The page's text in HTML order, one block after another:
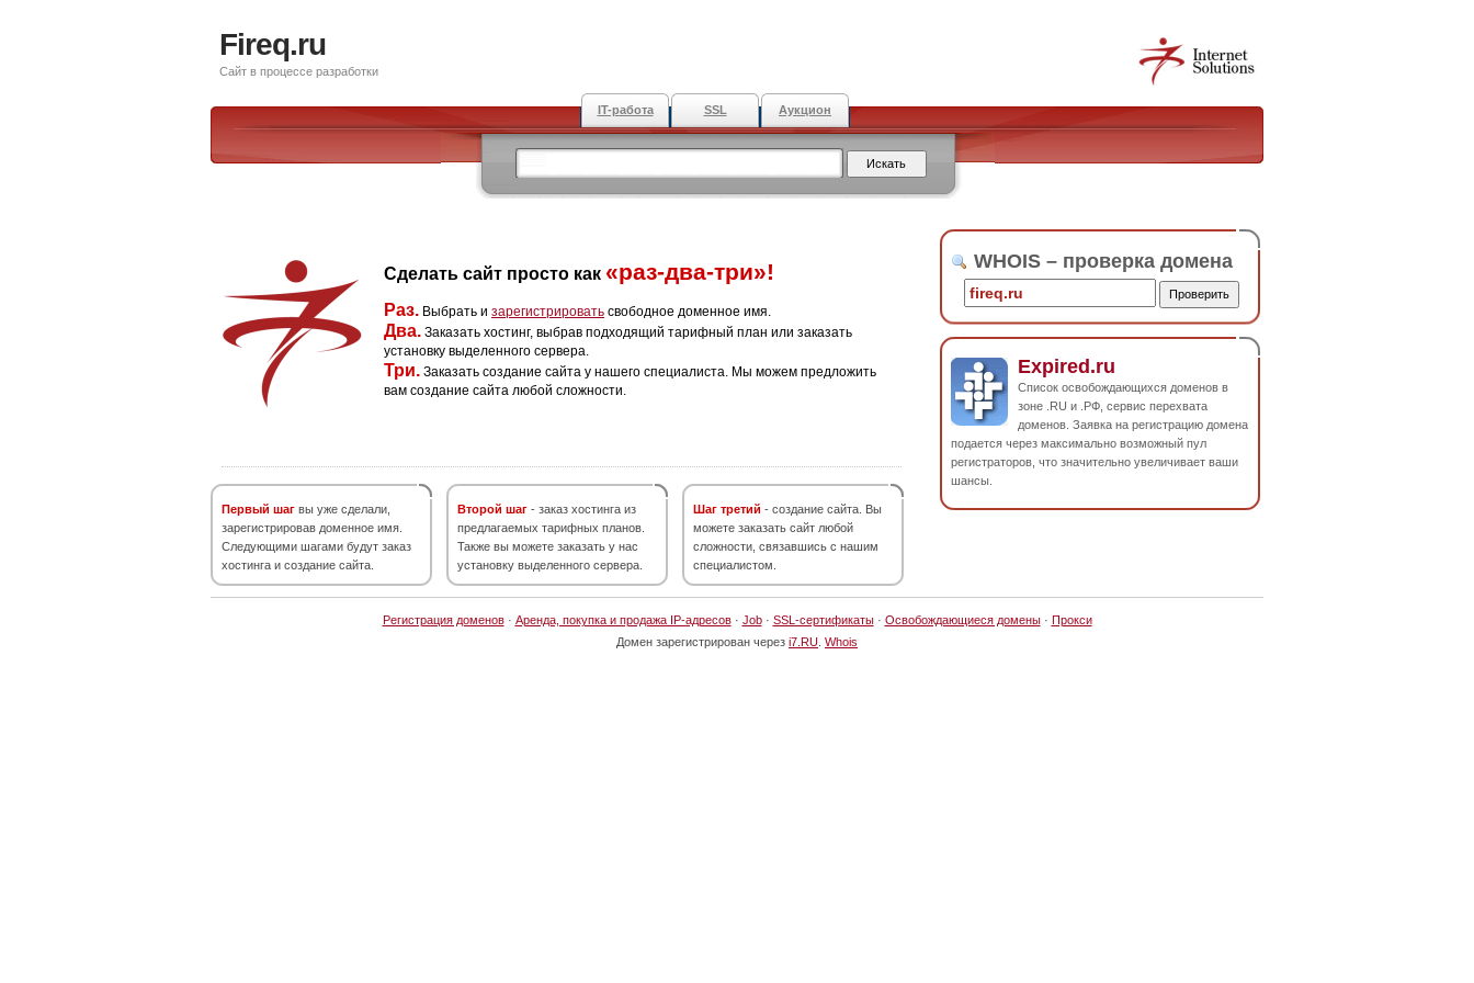
Fireq.ru
Сайт в процессе разработки
IT-работа SSL Аукцион
Сделать сайт просто как «раз-два-три»!
Раз. Выбрать и зарегистрировать свободное доменное имя.
Два. Заказать хостинг, выбрав подходящий тарифный план или заказать
установку выделенного сервера.
Три. Заказать создание сайта у нашего специалиста. Мы можем предложить
вам создание сайта любой сложности.
Первый шаг вы уже сделали,
зарегистрировав доменное имя.
Следующими шагами будут заказ
хостинга и создание сайта.
Второй шаг - заказ хостинга из
предлагаемых тарифных планов.
Также вы можете заказать у нас
установку выделенного сервера.
Шаг третий - создание сайта. Вы
можете заказать сайт любой
сложности, связавшись с нашим
специалистом.
WHOIS – проверка домена
Expired.ru
Список освобождающихся доменов в
зоне .RU и .РФ, сервис перехвата
доменов. Заявка на регистрацию домена
подается через максимально возможный пул
регистраторов, что значительно увеличивает ваши
шансы.
Регистрация доменов· Аренда, покупка и продажа IP-адресов· Job· SSL-сертификаты· Освобождающиеся домены· Прокси
Домен зарегистрирован через i7.RU Whois